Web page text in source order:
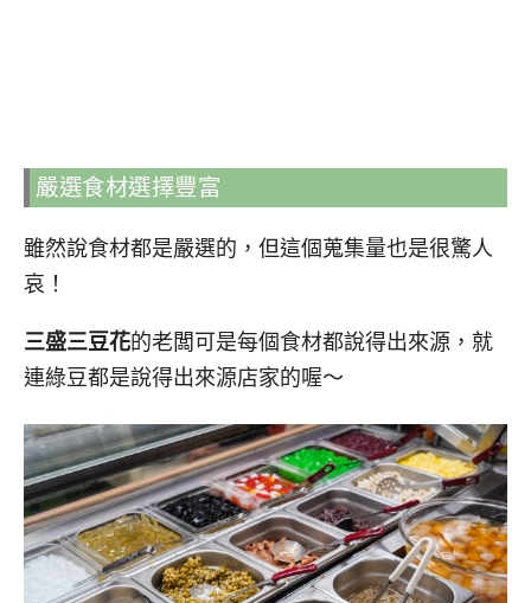
嚴選食材選擇豐富
雖然說食材都是嚴選的，但這個蒐集量也是很驚人
哀！
三盛三豆花的老闆可是每個食材都說得出來源，就
連綠豆都是說得出來源店家的喔～